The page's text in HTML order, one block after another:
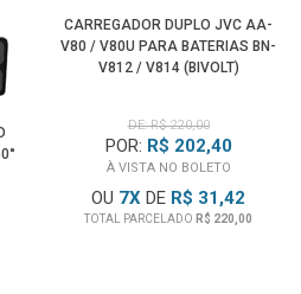
CARREGADOR DUPLO JVC AA-
V80 / V80U PARA BATERIAS BN-
V812 / V814 (BIVOLT)
DE: R$ 220,00
POR: R$ 202,40
À VISTA NO BOLETO
OU 7X DE R$ 31,42
TOTAL PARCELADO R$ 220,00